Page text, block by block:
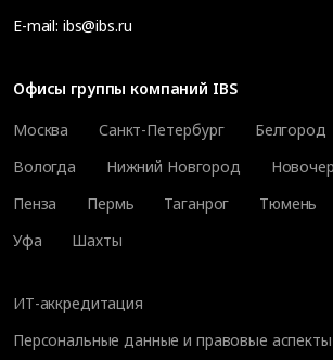
E-mail: ibs@ibs.ru
Офисы группы компаний IBS
Москва
Санкт-Петербург Белгород
Вологда
Нижний Новгород
Пенза
Пермь Таганрог Тюмень
Уфа
Шахты
ИТ-аккредитация
Персональные данные и правовые аспекты